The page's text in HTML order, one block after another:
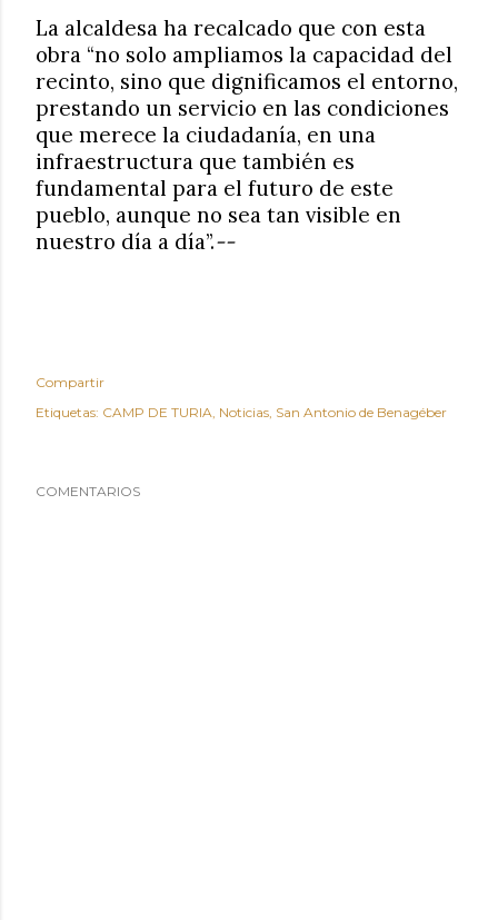
La alcaldesa ha recalcado que con esta
obra “no solo ampliamos la capacidad del
recinto, sino que dignificamos el entorno,
prestando un servicio en las condiciones
que merece la ciudadanía, en una
infraestructura que también es
fundamental para el futuro de este
pueblo, aunque no sea tan visible en
nuestro día a día”.--
Compartir
Etiquetas: CAMP DE TURIA Noticias San Antonio de Benagéber
COMENTARIOS